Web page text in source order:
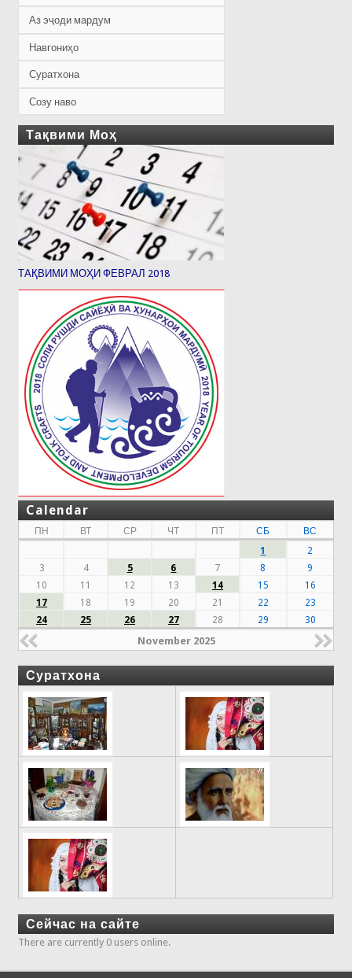
Аз эҷоди мардум
Навгониҳо
Суратхона
Созу наво
Тақвими Моҳ
ТАҚВИМИ МОҲИ ФЕВРАЛ 2018
Calendar
ПН ВТ СР ЧТ ПТ СБ
ВС
1
2
3
4 5 6 7 8
9
10
11 12 13 14 15
16
17
18 19 20 21 22
23
24
25 26 27 28 29 30
November 2025
Суратхона
Сейчас на сайте
There are currently 0 users online.